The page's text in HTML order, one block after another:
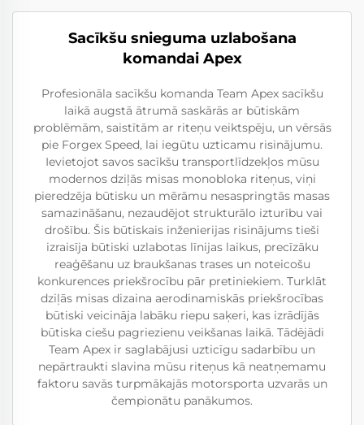
Sacīkšu snieguma uzlabošana
komandai Apex
Profesionāla sacīkšu komanda Team Apex sacīkšu
laikā augstā ātrumā saskārās ar būtiskām
problēmām, saistītām ar riteņu veiktspēju, un vērsās
pie Forgex Speed, lai iegūtu uzticamu risinājumu.
Ievietojot savos sacīkšu transportlīdzekļos mūsu
modernos dziļās misas monobloka riteņus, viņi
pieredzēja būtisku un mērāmu nesaspringtās masas
samazināšanu, nezaudējot strukturālo izturību vai
drošību. Šis būtiskais inženierijas risinājums tieši
izraisīja būtiski uzlabotas līnijas laikus, precīzāku
reaģēšanu uz braukšanas trases un noteicošu
konkurences priekšrocību pār pretiniekiem. Turklāt
dziļās misas dizaina aerodinamiskās priekšrocības
būtiski veicināja labāku riepu saķeri, kas izrādījās
būtiska ciešu pagriezienu veikšanas laikā. Tādējādi
Team Apex ir saglabājusi uzticīgu sadarbību un
nepārtraukti slavina mūsu riteņus kā neatņemamu
faktoru savās turpmākajās motorsporta uzvarās un
čempionātu panākumos.